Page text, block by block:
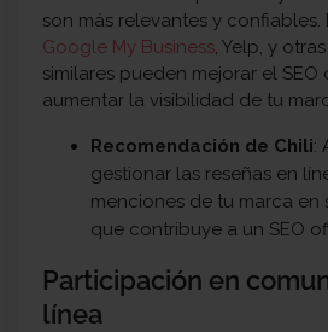
son más relevantes y confiables.
Google My Business, Yelp, y
similares pueden mejorar el
aumentar la visibilidad de tu
Recomendación de Chili:
gestionar las reseñas en
menciones de tu marca en
que contribuye a un SEO
Participación en
línea